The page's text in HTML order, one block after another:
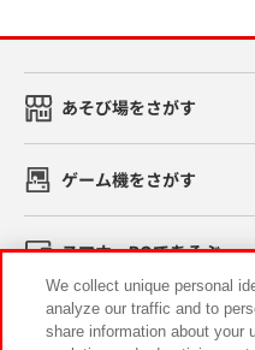
あそび場をさがす
ゲーム機をさがす
スマホ・PCであそぶ
イベント・キャンペーン
We collect unique personal
analyze our traffic and to
share information about your